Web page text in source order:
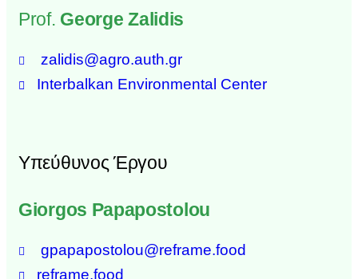
Prof. George Zalidis
zalidis@agro.auth.gr
Interbalkan Environmental Center
Υπεύθυνος Έργου
Giorgos Papapostolou
gpapapostolou@reframe.food
reframe.food